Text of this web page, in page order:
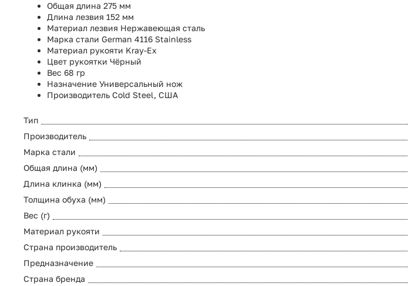
Общая длина 275 мм
Длина лезвия 152 мм
Материал лезвия Нержавеющая сталь
Марка стали German 4116 Stainless
Материал рукояти Kray-Ex
Цвет рукоятки Чёрный
Вес 68 гр
Назначение Универсальный нож
Производитель Cold Steel, США
Тип
Производитель
Марка стали
Общая длина (мм)
Длина клинка (мм)
Толщина обуха (мм)
Вес (г)
Материал рукояти
Страна производитель
Предназначение
Страна бренда